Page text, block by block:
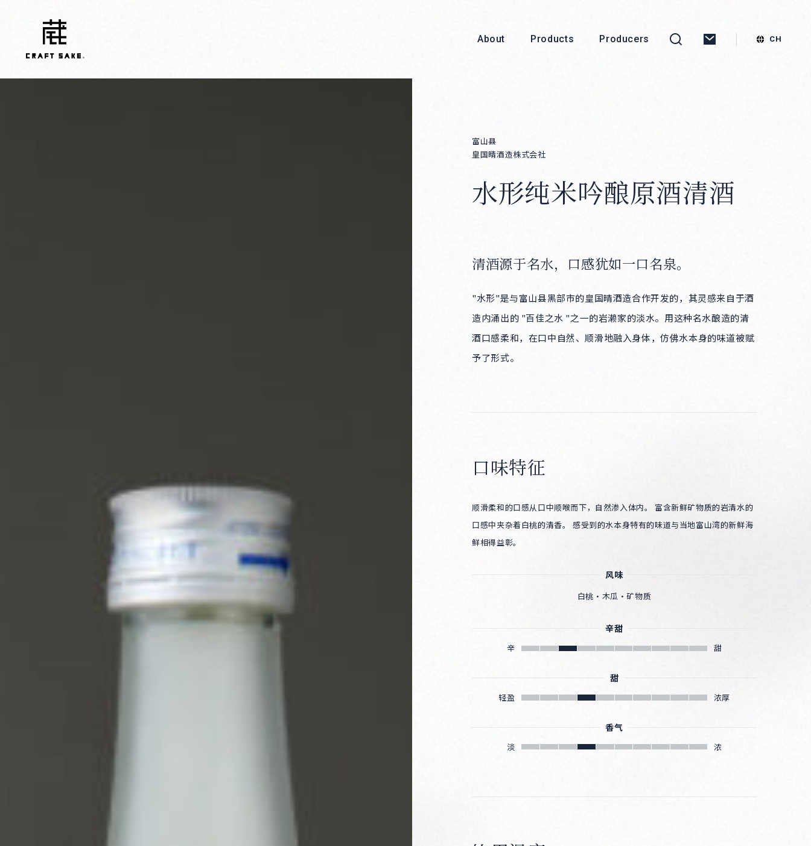
About Products Producers
Products
Producers
富山县
皇国晴酒造株式会社
水形纯米吟酿原酒清酒
清酒源于名水，口感犹如一口名泉。
"水形"是与富山县黑部市的皇国晴酒造合作开发的，其灵感来自于酒
造内涌出的 "百佳之水 "之一的岩濑家的淡水。用这种名水酿造的清
酒口感柔和，在口中自然、顺滑地融入身体，仿佛水本身的味道被赋
予了形式。
口味特征
顺滑柔和的口感从口中顺喉而下，自然渗入体内。 富含新鲜矿物质的岩清水的
口感中夹杂着白桃的清香。 感受到的水本身特有的味道与当地富山湾的新鲜海
鲜相得益彰。
风味
白桃・木瓜・矿物质
辛甜
辛 甜
甜
轻盈 浓厚
香气
淡 浓